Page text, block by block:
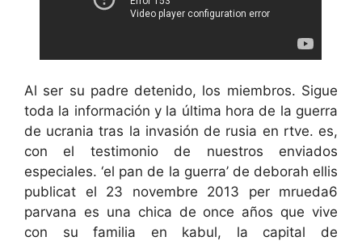
Al ser su padre detenido, los miembros. Sigue
toda la información y la última hora de la guerra
de ucrania tras la invasión de rusia en rtve. es,
con el testimonio de nuestros enviados
especiales. ‘el pan de la guerra’ de deborah ellis
publicat el 23 novembre 2013 per mrueda6
parvana es una chica de once años que vive
con su familia en kabul, la capital de